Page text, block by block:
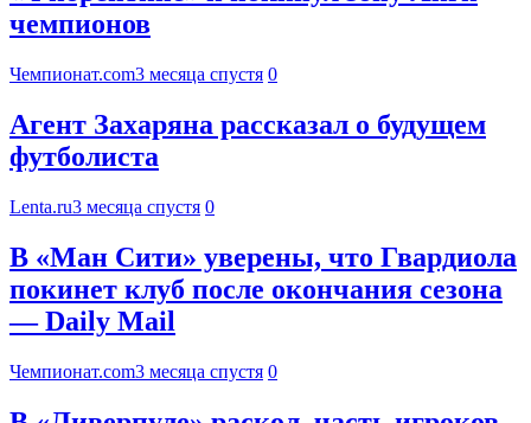
чемпионов
Чемпионат.com3 месяца спустя 0
Агент Захаряна рассказал о будущем
футболиста
Lenta.ru3 месяца спустя 0
В «Ман Сити» уверены, что Гвардиола
покинет клуб после окончания сезона
— Daily Mail
Чемпионат.com3 месяца спустя 0